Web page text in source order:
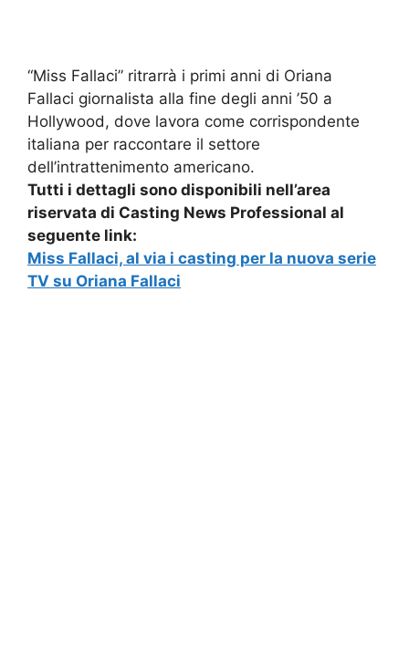
“Miss Fallaci” ritrarrà i primi anni di Oriana
Fallaci giornalista alla fine degli anni ’50 a
Hollywood, dove lavora come corrispondente
italiana per raccontare il settore
dell’intrattenimento americano.
Tutti i dettagli sono disponibili nell’area
riservata di Casting News Professional al
seguente link:
Miss Fallaci, al via i casting per la nuova serie
TV su Oriana Fallaci